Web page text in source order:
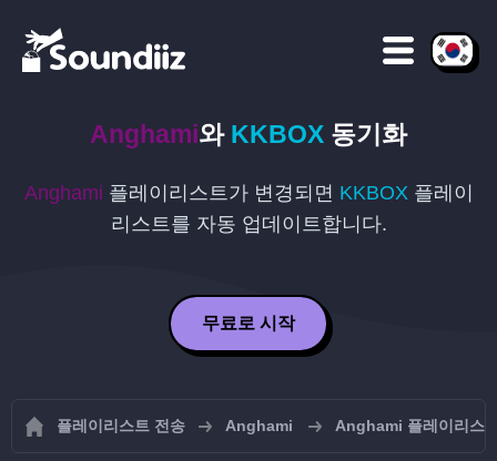
Anghami와 KKBOX 동기화
Anghami 플레이리스트가 변경되면 KKBOX플레이
리스트를 자동 업데이트합니다.
무료로 시작
플레이리스트 전송 Anghami Anghami 플레이리스